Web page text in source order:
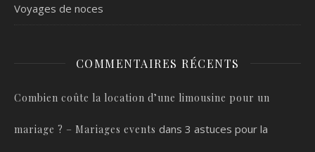
Voyages de noces
COMMENTAIRES RÉCENTS
Combien coûte la location d’une limousine pour un
mariage ? – Mariages events dans 3 astuces pour la